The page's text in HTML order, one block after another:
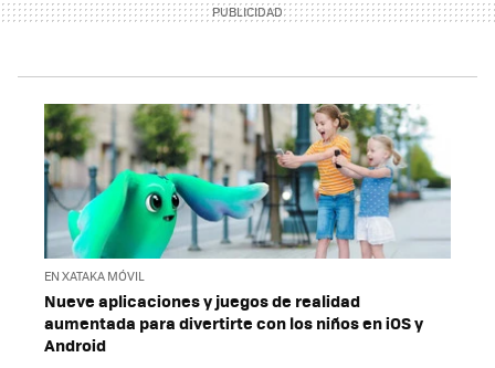
EN XATAKA MÓVIL
Nueve aplicaciones y juegos de realidad
aumentada para divertirte con los niños en iOS y
Android